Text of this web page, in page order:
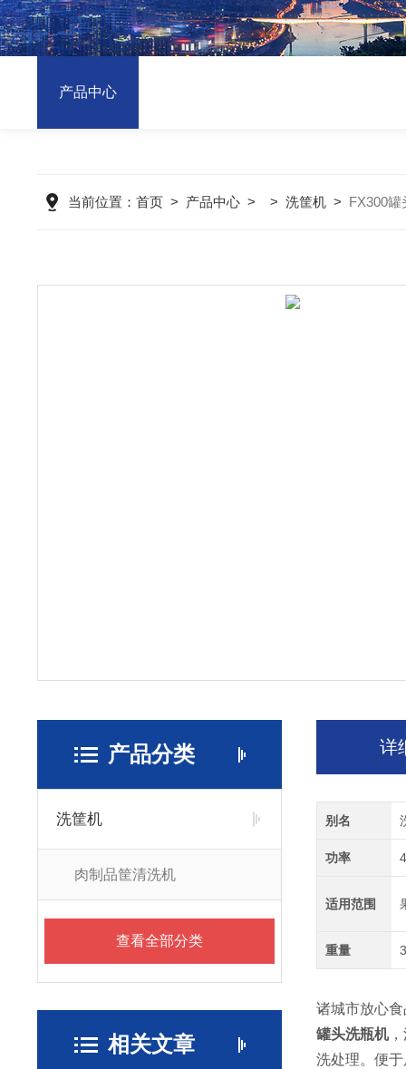
产品中心
当前位置： 首页> 产品中心> > 洗筐机> FX300罐
产品分类
洗筐机
肉制品筐清洗机
查看全部分类
相关文章
详
别名
功率
适用范围
重量
诸城市放心
罐头洗瓶机，
洗处理。便